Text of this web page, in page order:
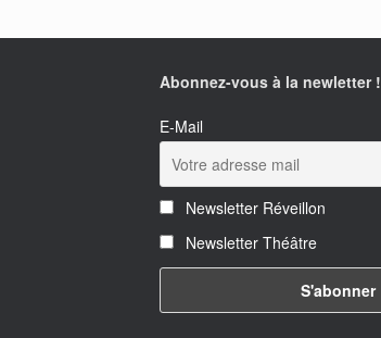
Abonnez-vous à la newletter !
E-Mail
Newsletter Réveillon
Newsletter Théâtre